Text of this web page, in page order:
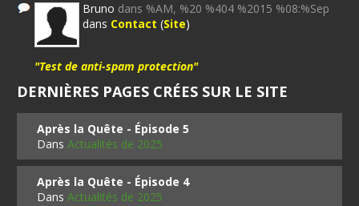
Bruno dans %AM, %20 %404 %2015 %08:%Sep
dans Contact (Site)
"Test de anti-spam protection"
DERNIÈRES PAGES CRÉES SUR LE SITE
Après la Quête - Épisode 5
DansActualités de 2025
Après la Quête - Épisode 4
DansActualités de 2025